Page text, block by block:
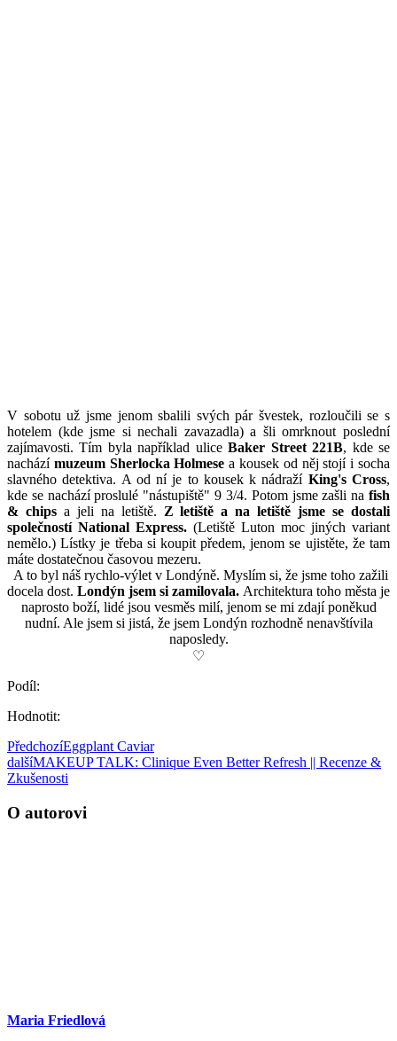
V sobotu už jsme jenom sbalili svých pár švestek, rozloučili se s
hotelem (kde jsme si nechali zavazadla) a šli omrknout poslední
zajímavosti. Tím byla například uliceBaker Street 221B, kde se
nachází muzeum Sherlocka Holmese a kousek od něj stojí i socha
slavného detektiva. A od ní je to kousek k nádraží King's Cross,
kde se nachází proslulé "nástupiště" 9 3/4. Potom jsme zašli na fish
& chipsa jeli na letiště. Z letiště a na letiště jsme se dostali
společností National Express. (Letiště Luton moc jiných variant
nemělo.) Lístky je třeba si koupit předem, jenom se ujistěte, že tam
máte dostatečnou časovou mezeru.
A to byl náš rychlo-výlet v Londýně. Myslím si, že jsme toho zažili
docela dost. Londýn jsem si zamilovala. Architektura toho města je
naprosto boží, lidé jsou vesměs milí, jenom se mi zdají poněkud
nudní. Ale jsem si jistá, že jsem Londýn rozhodně nenavštívila
naposledy.
♡
Podíl:
Hodnotit:
PředchozíEggplant Caviar
dalšíMAKEUP TALK: Clinique Even Better Refresh || Recenze &
Zkušenosti
O autorovi
Maria Friedlová